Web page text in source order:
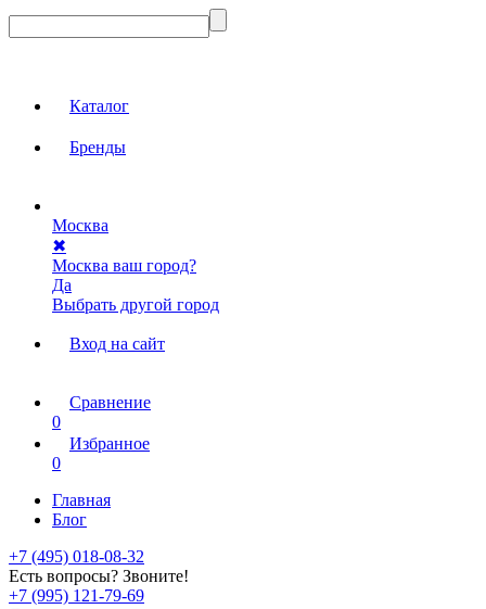
Каталог
Бренды
Москва
✖
Москва ваш город?
Да
Выбрать другой город
Вход на сайт
Сравнение
0
Избранное
0
Главная
Блог
+7 (495) 018-08-32
Есть вопросы? Звоните!
+7 (995) 121-79-69